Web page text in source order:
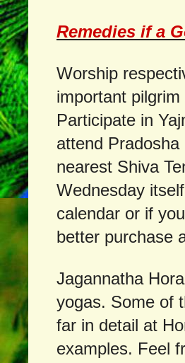
Remedies if a
Worship
important
Participate in
attend
nearest Shiva
Wednesday
calendar or if
better purchase
Jagannatha
yogas. Some of
far in detail at
examples. Feel